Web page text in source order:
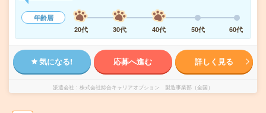
年齢層
20代
30代 40代 50代 60代
気になる! 応募へ進む 詳しく見る
派遣会社 株式会社綜合キャリアオプション 製造事業部（全国）